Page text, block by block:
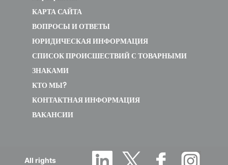
КАРТА САЙТА
ВОПРОСЫ И ОТВЕТЫ
ЮРИДИЧЕСКАЯ ИНФОРМАЦИЯ
СПИСОК ПРОИСШЕСТВИЙ С ТОВАРНЫМИ
ЗНАКАМИ
КТО МЫ?
КОНТАКТНАЯ ИНФОРМАЦИЯ
ВАКАНСИИ
All rights